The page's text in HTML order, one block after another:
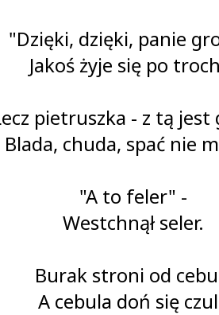
"Dzięki, dzięki, panie
Jakoś żyje się po
pietruszka - z tą jest
Blada, chuda, spać nie
"A to feler" -
Westchnął seler.
Burak stroni od
A cebula doń się